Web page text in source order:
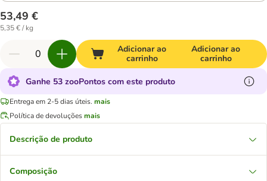
53,49 €
5,35 € / kg
Adicionar ao
carrinho
Adicionar ao
carrinho
Ganhe 53 zooPontos com este produto
Entrega em 2-5 dias úteis. mais
Política de devoluçõesmais
Descrição de produto
Composição